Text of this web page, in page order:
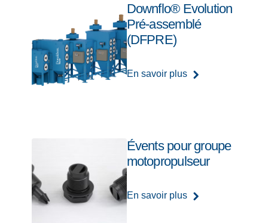
Downflo® Evolution
Pré-assemblé
(DFPRE)
En savoir plus
Évents pour groupe
motopropulseur
En savoir plus